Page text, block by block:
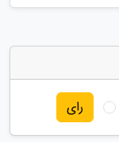
رای